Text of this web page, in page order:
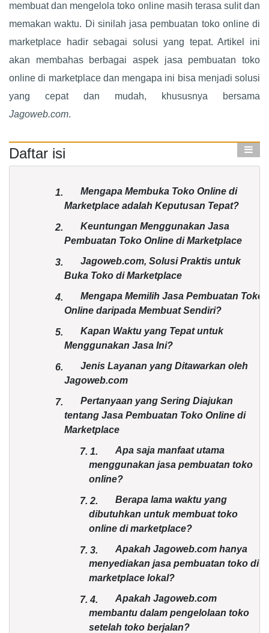
membuat dan mengelola toko online masih terasa sulit dan
memakan waktu. Di sinilah jasa pembuatan toko online di
marketplace hadir sebagai solusi yang tepat. Artikel ini
akan membahas berbagai aspek jasa pembuatan toko
online di marketplace dan mengapa ini bisa menjadi solusi
yang cepat dan mudah, khususnya bersama
Jagoweb.com.
Daftar isi
1.
Mengapa Membuka Toko Online di
Marketplace adalah Keputusan Tepat?
2.
Keuntungan Menggunakan Jasa
Pembuatan Toko Online di Marketplace
3. Jagoweb.com, Solusi Praktis untuk
Buka Toko di Marketplace
4.
Mengapa Memilih Jasa Pembuatan Toko
Online daripada Membuat Sendiri?
5.
Kapan Waktu yang Tepat untuk
Menggunakan Jasa Ini?
6.
Jenis Layanan yang Ditawarkan oleh
Jagoweb.com
7.
Pertanyaan yang Sering Diajukan
tentang Jasa Pembuatan Toko Online di
Marketplace
7. 1.
Apa saja manfaat utama
menggunakan jasa pembuatan toko
online?
7. 2.
Berapa lama waktu yang
dibutuhkan untuk membuat toko
online di marketplace?
7. 3.
Apakah Jagoweb.com hanya
menyediakan jasa pembuatan toko di
marketplace lokal?
7.4.
Apakah Jagoweb.com
membantu dalam pengelolaan toko
setelah toko berjalan?